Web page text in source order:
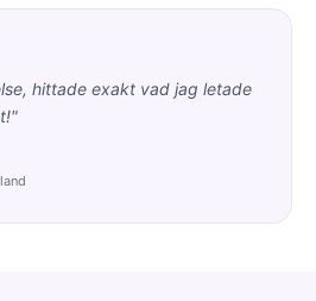
hittade exakt vad jag letade